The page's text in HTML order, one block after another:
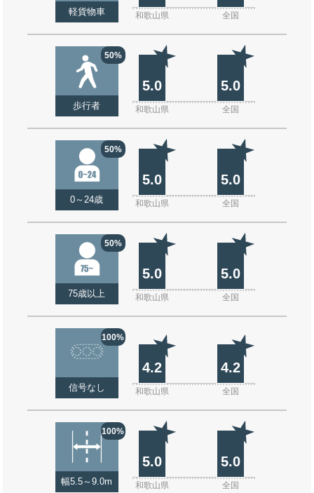
軽貨物車 和歌山県 全国
50%
歩行者
5.0 5.0
和歌山県 全国
50%
0～24歳
5.0 5.0
和歌山県 全国
50%
75歳以上
5.0 5.0
和歌山県 全国
100%
信号なし
4.2 4.2
和歌山県 全国
100%
幅5.5～9.0m
5.0 5.0
和歌山県 全国